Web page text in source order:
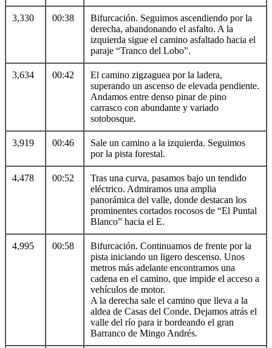
3,330 00:38
Bifurcación. Seguimos ascendiendo por la
derecha, abandonando el asfalto. A la
izquierda sigue el camino asfaltado hacia el
paraje “Tranco del Lobo”.
3,634 00:42
El camino zigzaguea por la ladera,
superando un ascenso de elevada pendiente.
Andamos entre denso pinar de pino
carrasco con abundante y variado
sotobosque.
3,919 00:46
Sale un camino a la izquierda. Seguimos
por la pista forestal.
4,478 00:52
Tras una curva, pasamos bajo un tendido
eléctrico. Admiramos una amplia
panorámica del valle, donde destacan los
prominentes cortados rocosos de “El Puntal
Blanco” hacia el E.
4,995 00:58
Bifurcación. Continuamos de frente por la
pista iniciando un ligero descenso. Unos
metros más adelante encontramos una
cadena en el camino, que impide el acceso a
vehículos de motor.
A la derecha sale el camino que lleva a la
aldea de Casas del Conde. Dejamos atrás el
valle del río para ir bordeando el gran
Barranco de Mingo Andrés.